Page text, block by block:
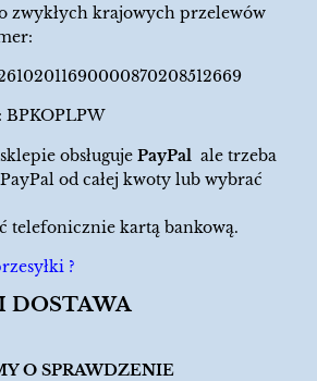
zwykłych krajowych przelewów
BPKOPLPW
obsługuje PayPal ale trzeba
od całej kwoty lub wybrać
telefonicznie kartą bankową.
?
DOSTAWA
O SPRAWDZENIE